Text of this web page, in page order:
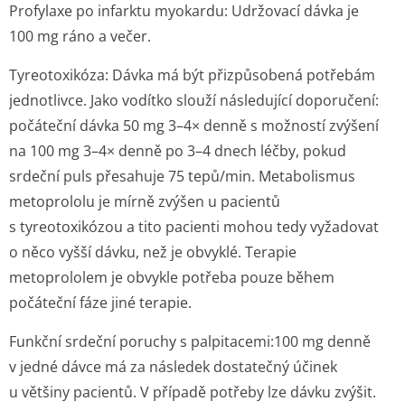
Profylaxe po infarktu myokardu: Udržovací dávka je
100 mg ráno a večer.
Tyreotoxikóza: Dávka má být přizpůsobená potřebám
jednotlivce. Jako vodítko slouží následující doporučení:
počáteční dávka 50 mg 3–4× denně s možností zvýšení
na 100 mg 3–4× denně po 3–4 dnech léčby, pokud
srdeční puls přesahuje 75 tepů/min. Metabolismus
metoprololu je mírně zvýšen u pacientů
s tyreotoxikózou a tito pacienti mohou tedy vyžadovat
o něco vyšší dávku, než je obvyklé. Terapie
metoprololem je obvykle potřeba pouze během
počáteční fáze jiné terapie.
Funkční srdeční poruchy s palpitacemi:100 mg denně
v jedné dávce má za následek dostatečný účinek
u většiny pacientů. V případě potřeby lze dávku zvýšit.